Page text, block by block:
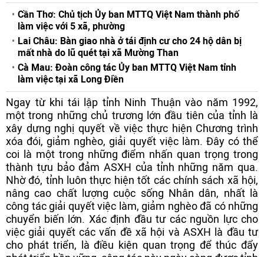
Cần Thơ: Chủ tịch Ủy ban MTTQ Việt Nam thành phố
làm việc với 5 xã, phường
Lai Châu: Bàn giao nhà ở tái định cư cho 24 hộ dân bị
mất nhà do lũ quét tại xã Mường Than
Cà Mau: Đoàn công tác Ủy ban MTTQ Việt Nam tỉnh
làm việc tại xã Long Điền
Ngay từ khi tái lập tỉnh Ninh Thuận vào năm 1992,
một trong những chủ trương lớn đầu tiên của tỉnh là
xây dựng nghị quyết về việc thực hiện Chương trình
xóa đói, giảm nghèo, giải quyết việc làm. Đây có thể
coi là một trong những điểm nhấn quan trọng trong
thành tựu bảo đảm ASXH của tỉnh những năm qua.
Nhờ đó, tỉnh luôn thực hiện tốt các chính sách xã hội,
nâng cao chất lượng cuộc sống Nhân dân, nhất là
công tác giải quyết việc làm, giảm nghèo đã có những
chuyển biến lớn. Xác định đầu tư các nguồn lực cho
việc giải quyết các vấn đề xã hội và ASXH là đầu tư
cho phát triển, là điều kiện quan trọng để thúc đẩy